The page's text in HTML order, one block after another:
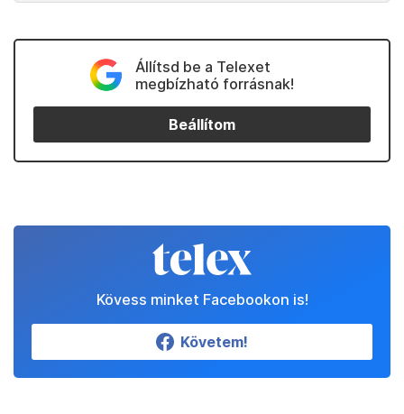
megbízható forrásnak!
Beállítom